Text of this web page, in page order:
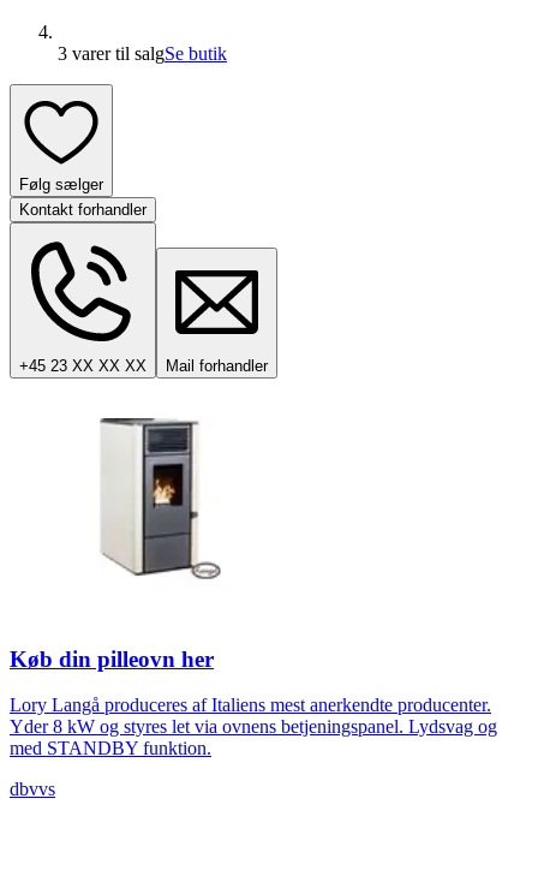
3 varertil salgSe butik
Følg sælger
Kontakt forhandler
+45 23 XX XX XX Mail forhandler
Køb din pilleovn her
Lory Langå produceres af Italiens mest anerkendte producenter.
Yder 8 kW og styres let via ovnens betjeningspanel. Lydsvag og
med STANDBY funktion.
dbvvs